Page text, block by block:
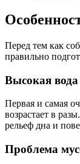
Перед тем как
правильно
Высокая
Первая и самая
возрастает в
рельеф дна и
Проблема